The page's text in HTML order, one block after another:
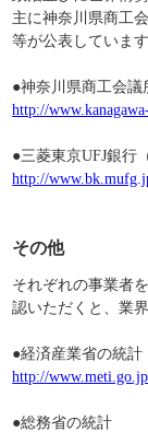
主に神奈川県商工
等が公表しています
●神奈川県商工会議
http://
●三菱東京UFJ銀行
http://
その他
それぞれの事業者
認いただくと、業
●経済産業省の統計
http://
●総務省の統計